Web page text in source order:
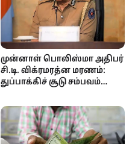
முன்னாள் பொலிஸ்மா அதிபர்
சி.டி. விக்ரமரத்ன மரணம்:
துப்பாக்கிச் சூடு சம்பவம்
ஆரம்பம்